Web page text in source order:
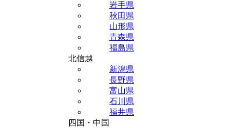
岩手県
秋田県
山形県
青森県
福島県
北信越
新潟県
長野県
富山県
石川県
福井県
四国・中国